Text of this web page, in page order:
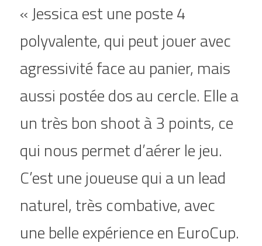
« Jessica est une poste 4
polyvalente, qui peut jouer avec
agressivité face au panier, mais
aussi postée dos au cercle. Elle a
un très bon shoot à 3 points, ce
qui nous permet d’aérer le jeu.
C’est une joueuse qui a un lead
naturel, très combative, avec
une belle expérience en EuroCup.